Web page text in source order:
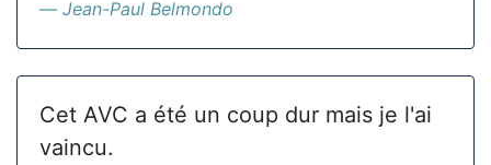
Jean-Paul Belmondo
Cet AVC a été un coup dur mais je l'ai
vaincu.